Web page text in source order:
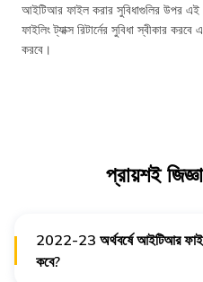
আইটিআর ফাইল করার সুবিধাগুলির উপর এই
ফাইলিং ট্যাক্স রিটার্নের সুবিধা স্বীকার
করবে।
প্রায়শই
2022-23 অর্থবর্ষে আইটিআর
কবে?